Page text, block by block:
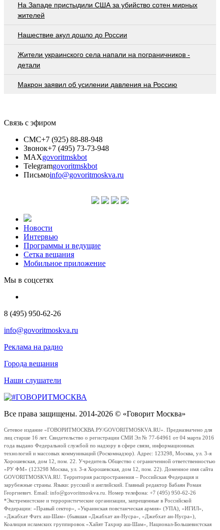
На Западе пристыдили США за убийство сотен мирных
жителей
Нашествие акул дошло до России
Жители украинского села напали на пограничников -
детали
Макрон заявил об усилении давления на Россию
Связь с эфиром
СМС+7 (925) 88-88-948
Звонок+7 (495) 73-73-948
MAXgovoritmskbot
Telegramgovoritmskbot
Письмоinfo@govoritmoskva.ru
Новости
Интервью
Программы и ведущие
Сетка вещания
Мобильное приложение
Мы в соцсетях
8 (495) 950-62-26
info@govoritmoskva.ru
Реклама на радио
Города вещания
Наши слушатели
Все права защищены. 2014-2026 © «Говорит Москва»
Сетевое издание «ГОВОРИТМОСКВА.РУ/GOVORITMOSKVA.RU». Предназначено для
лиц старше 16 лет. Свидетельство о регистрации СМИ Эл № 77-64961 от 04 марта 2016
года выдано Федеральной службой по надзору в сфере связи, информационных
технологий и массовых коммуникаций (Роскомнадзор). Адрес: 123298, Москва, ул. 3-я
Хорошевская, дом 12, пом. 22. Учредитель Общество с ограниченной ответственностью
«РУ ФМ» (123298 Москва, ул. 3-я Хорошевская, дом 12, пом. 22). Доменное имя сайта
GOVORITMOSKVA.RU. Территория распространения – Российская Федерация и
зарубежные страны. Языки: русский и английский. Главный редактор Бабаян Роман
Георгиевич. Email: info@govoritmoskva.ru. Номер телефона: +7 (495) 950-62-26
*Экстремистские и террористические организации, запрещенные в Российской
Федерации: «Правый сектор», «Украинская повстанческая армия» (УПА), «ИГИЛ»,
«Джабхат Фатх аш-Шам» (бывшая «Джабхат ан-Нусра», «Джебхат ан-Нусра»),
Коалиция исламских группировок «Хайят Тахрир аш-Шам», Национал-Большевистская